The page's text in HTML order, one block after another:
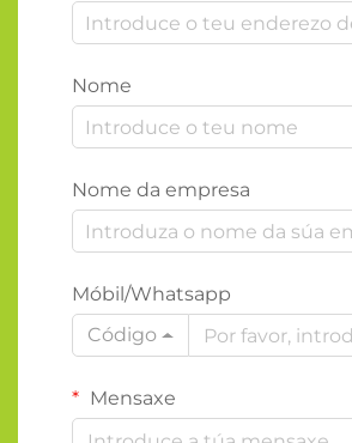
Nome
Nome da empresa
Móbil/Whatsapp
Código
Mensaxe